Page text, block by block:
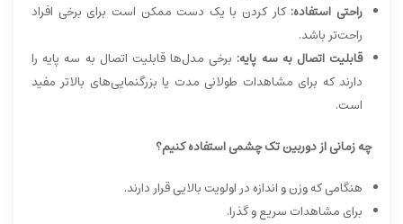
راحتی استفاده: کار کردن با یک دست ممکن است برای برخی افراد
راحت‌تر باشد.
قابلیت اتصال به سه پایه: برخی مدل‌ها قابلیت اتصال به سه پایه را
دارند که برای مشاهدات طولانی مدت یا بزرگنمایی‌های بالاتر مفید
است.
چه زمانی از دوربین تک چشمی استفاده کنیم؟
هنگامی که وزن و اندازه در اولویت بالایی قرار دارند.
برای مشاهدات سریع و گذرا.